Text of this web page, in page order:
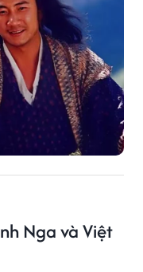
Nga và Việt